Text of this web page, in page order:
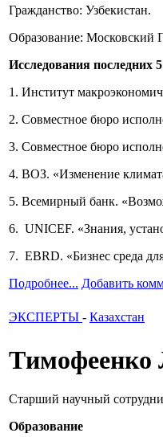
Гражданство: Узбекистан.
Образование: Московский
Исследования последних
1. Институт
2. Совместное бюро
3. Совместное бюро
4. ВОЗ. «Изменение
5. Всемирный банк.
6. UNICEF. «Знания,
7. EBRD. «Бизнес среда
Подробнее... Добавить
ЭКСПЕРТЫ - Казахстан
Tимофеенко
Старший научный
Образование